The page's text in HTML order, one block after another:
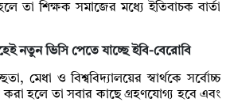
তা শিক্ষক সমাজের মধ্যে ইতিবাচক বার্তা
নতুন ভিসি পেতে যাচ্ছে ইবি-বেরোবি
মেধা ও বিশ্ববিদ্যালয়ের স্বার্থকে সর্বোচ্চ
করা হলে তা সবার কাছে গ্রহণযোগ্য হবে এবং